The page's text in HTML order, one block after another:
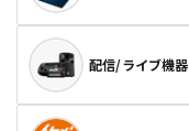
配信/ライブ機器